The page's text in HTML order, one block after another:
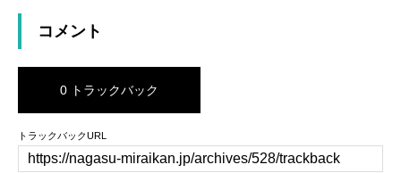
コメント
0 トラックバック
トラックバックURL